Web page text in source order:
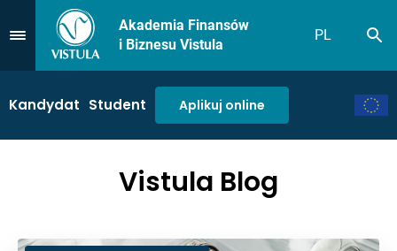
Przejdź do Menu
Akademia Finansów
i Biznesu Vistula
PL
Kandydat Student Aplikuj online
Vistula Blog